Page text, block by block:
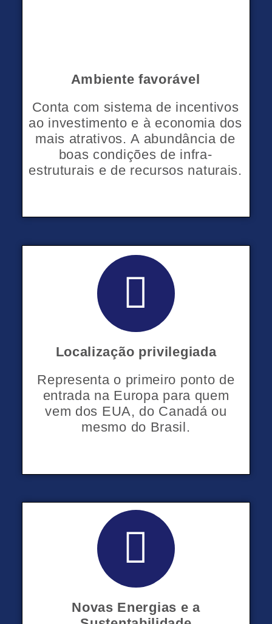
Ambiente favorável
Conta com sistema de incentivos
ao investimento e à economia dos
mais atrativos.A abundância de
boas condições de infra-
estruturais e de recursos naturais.
G
l
o
b
e
-
a
f
Localização privilegiada
Representa o primeiro ponto de
entrada na Europa para quem
vem dos EUA, do Canadá ou
mesmo do Brasil.
R
e
Novas Energias e a